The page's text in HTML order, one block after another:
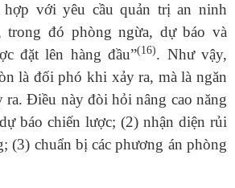
hợp với yêu cầu quản trị an ninh
trong đó phòng ngừa, dự báo và
đặt lên hàng đầu”(16). Như vậy,
là đối phó khi xảy ra, mà là ngăn
ra. Điều này đòi hỏi nâng cao năng
báo chiến lược; (2) nhận diện rủi
(3) chuẩn bị các phương án phòng